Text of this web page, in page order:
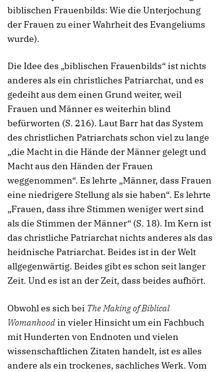
biblischen Frauenbilds: Wie die Unterjochung
der Frauen zu einer Wahrheit des Evangeliums
wurde).
Die Idee des „biblischen Frauenbilds“ ist nichts
anderes als ein christliches Patriarchat, und es
gedeiht aus dem einen Grund weiter, weil
Frauen und Männer es weiterhin blind
befürworten (S. 216). Laut Barr hat das System
des christlichen Patriarchats schon viel zu lange
„die Macht in die Hände der Männer gelegt und
Macht aus den Händen der Frauen
weggenommen“. Es lehrte „Männer, dass Frauen
eine niedrigere Stellung als sie haben“. Es lehrte
„Frauen, dass ihre Stimmen weniger wert sind
als die Stimmen der Männer“ (S. 18). Im Kern ist
das christliche Patriarchat nichts anderes als das
heidnische Patriarchat. Beides ist in der Welt
allgegenwärtig. Beides gibt es schon seit langer
Zeit. Und es ist an der Zeit, dass beides aufhört.
Obwohl es sich bei The Making of Biblical
Womanhoodin vieler Hinsicht um ein Fachbuch
mit Hunderten von Endnoten und vielen
wissenschaftlichen Zitaten handelt, ist es alles
andere als ein trockenes, sachliches Werk. Vom